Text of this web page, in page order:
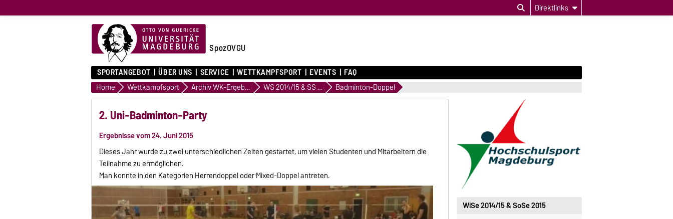
Direktlinks
SpozOVGU
SPORTANGEBOT ÜBER UNS SERVICE WETTKAMPFSPORT EVENTS FAQ
Home Wettkampfsport Archiv WK-Ergebnisse WS 2014/15 & SS 2015 Badminton-Doppel
2. Uni-Badminton-Party
Ergebnisse vom 24. Juni 2015
Dieses Jahr wurde zu zwei unterschiedlichen Zeiten gestartet, um vielen Studenten und Mitarbeitern die
Teilnahme zu ermöglichen.
Man konnte in den Kategorien Herrendoppel oder Mixed-Doppel antreten.
WiSe 2014/15 & SoSe 2015